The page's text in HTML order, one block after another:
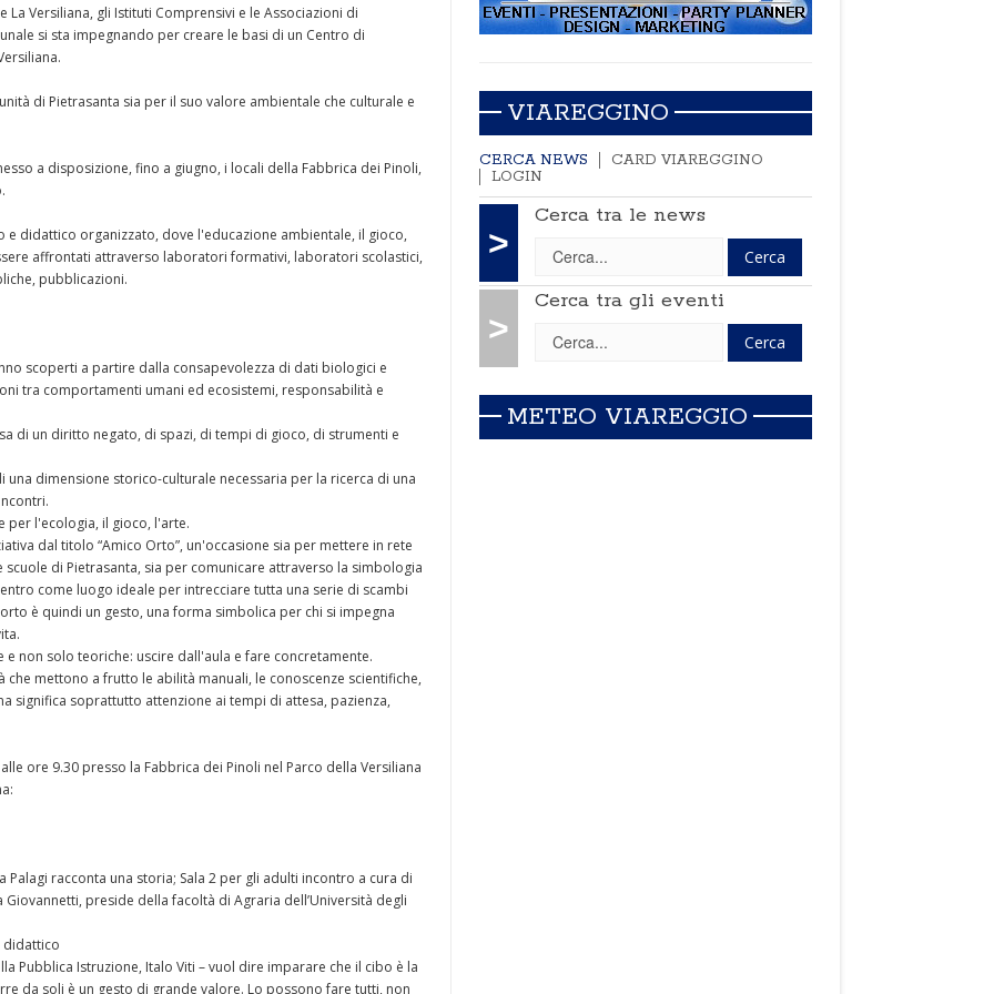
Versiliana, gli Istituti Comprensivi e le Associazioni di
si sta impegnando per creare le basi di un Centro di
di Pietrasanta sia per il suo valore ambientale che culturale e
a disposizione, fino a giugno, i locali della Fabbrica dei Pinoli,
didattico organizzato, dove l'educazione ambientale, il gioco,
affrontati attraverso laboratori formativi, laboratori scolastici,
pubblicazioni.
scoperti a partire dalla consapevolezza di dati biologici e
tra comportamenti umani ed ecosistemi, responsabilità e
di un diritto negato, di spazi, di tempi di gioco, di strumenti e
dimensione storico-culturale necessaria per la ricerca di una
per l'ecologia, il gioco, l'arte.
dal titolo “Amico Orto”, un'occasione sia per mettere in rete
di Pietrasanta, sia per comunicare attraverso la simbologia
come luogo ideale per intrecciare tutta una serie di scambi
è quindi un gesto, una forma simbolica per chi si impegna
non solo teoriche: uscire dall'aula e fare concretamente.
mettono a frutto le abilità manuali, le conoscenze scientifiche,
significa soprattutto attenzione ai tempi di attesa, pazienza,
ore 9.30 presso la Fabbrica dei Pinoli nel Parco della Versiliana
racconta una storia; Sala 2 per gli adulti incontro a cura di
preside della facoltà di Agraria dell’Università degli
didattico
Pubblica Istruzione, Italo Viti – vuol dire imparare che il cibo è la
da soli è un gesto di grande valore. Lo possono fare tutti, non
VIAREGGINO
CERCA NEWS
CARD VIAREGGINO
LOGIN
>
Cerca tra le news
>
Cerca tra gli eventi
METEO VIAREGGIO